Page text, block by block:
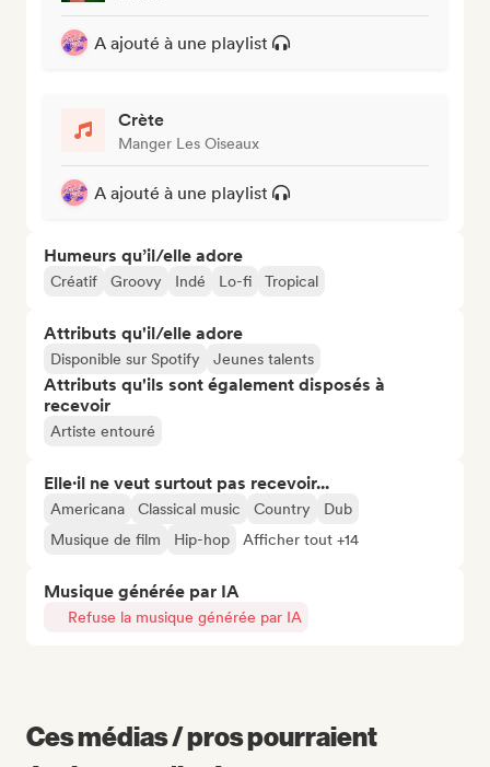
A ajouté à une playlist
Crète
Manger Les Oiseaux
A ajouté à une playlist
Humeurs qu’il/elle adore
Créatif Groovy Indé Lo-fi Tropical
Attributs qu'il/elle adore
Disponible sur Spotify Jeunes talents
Attributs qu'ils sont également disposés à
recevoir
Artiste entouré
Elle·il ne veut surtout pas recevoir...
Americana Classical music Country
Dub
Musique de film
Hip-hop Afficher tout +14
Musique générée par IA
Refuse la musique générée par IA
Ces médias / pros pourraient